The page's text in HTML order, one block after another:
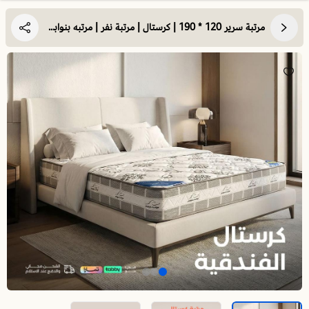
مرتبة سرير 120 * 190 | كرستال | مرتبة نفر | مرتبه بنوابض | توفير الدعم اللازم لجميع أنحاء الجسم